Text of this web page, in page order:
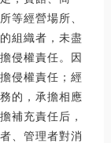
等經營場所、
組織者，未盡
侵權責任。因
侵權責任；經
的，承擔相應
補充責任后，
、管理者對消